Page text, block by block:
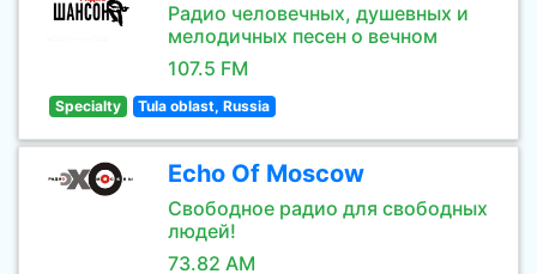
Радио человечных, душевных и
мелодичных песен о вечном
107.5 FM
Specialty Tula oblast, Russia
Echo Of Moscow
Свободное радио для свободных
людей!
73.82 AM